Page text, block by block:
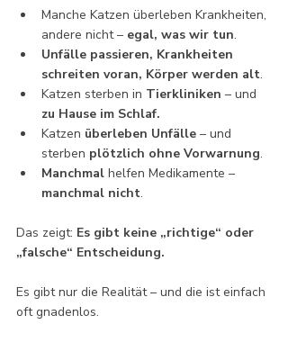
Manche Katzen überleben Krankheiten,
andere nicht – egal, was wir tun.
Unfälle passieren, Krankheiten
schreiten voran, Körper werden alt.
Katzen sterben in Tierkliniken – und
zu Hause im Schlaf.
Katzen überleben Unfälle – und
sterben plötzlich ohne Vorwarnung.
Manchmal helfen Medikamente –
manchmal nicht.
Das zeigt: Es gibt keine „richtige“ oder
„falsche“ Entscheidung.
Es gibt nur die Realität – und die ist einfach
oft gnadenlos.